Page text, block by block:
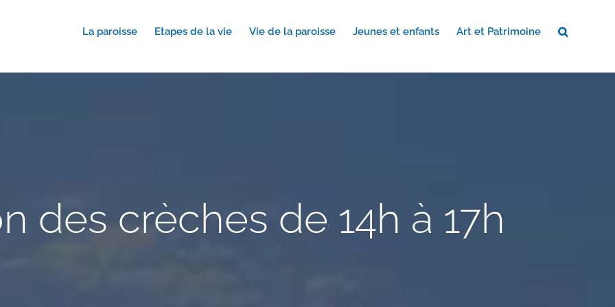
La paroisse Etapes de la vie Vie de la paroisse Jeunes et enfants Art et Patrimoine
des crèches de 14h à 17h